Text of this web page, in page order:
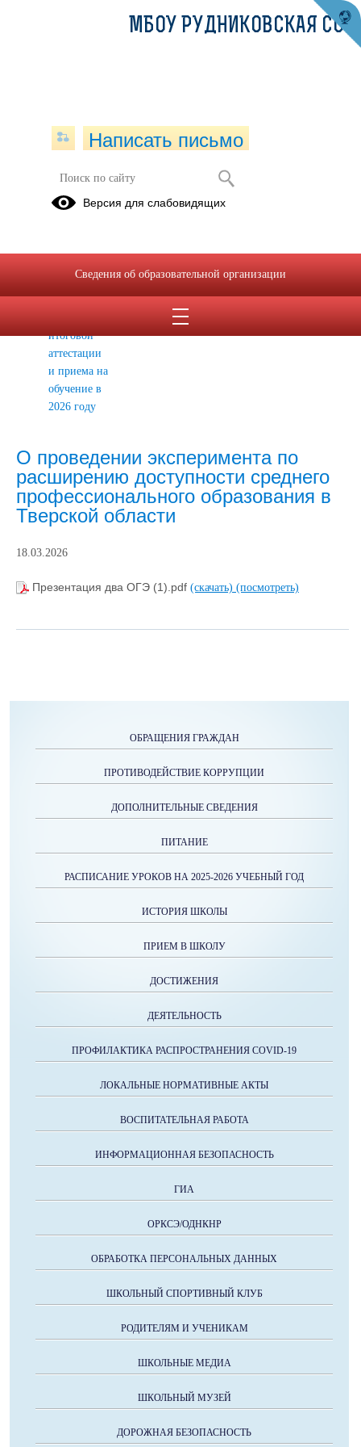
особенностях
проведения
итоговой
аттестации
и приема на
обучение в
2026 году
О проведении эксперимента по
расширению доступности среднего
профессионального образования в
Тверской области
18.03.2026
Презентация два ОГЭ (1).pdf (скачать) (посмотреть)
ОБРАЩЕНИЯ ГРАЖДАН
ПРОТИВОДЕЙСТВИЕ КОРРУПЦИИ
ДОПОЛНИТЕЛЬНЫЕ СВЕДЕНИЯ
ПИТАНИЕ
РАСПИСАНИЕ УРОКОВ НА 2025-2026 УЧЕБНЫЙ ГОД
ИСТОРИЯ ШКОЛЫ
ПРИЕМ В ШКОЛУ
ДОСТИЖЕНИЯ
ДЕЯТЕЛЬНОСТЬ
ПРОФИЛАКТИКА РАСПРОСТРАНЕНИЯ COVID-19
ЛОКАЛЬНЫЕ НОРМАТИВНЫЕ АКТЫ
ВОСПИТАТЕЛЬНАЯ РАБОТА
ИНФОРМАЦИОННАЯ БЕЗОПАСНОСТЬ
ГИА
ОРКСЭ/ОДНКНР
ОБРАБОТКА ПЕРСОНАЛЬНЫХ ДАННЫХ
ШКОЛЬНЫЙ СПОРТИВНЫЙ КЛУБ
РОДИТЕЛЯМ И УЧЕНИКАМ
ШКОЛЬНЫЕ МЕДИА
ШКОЛЬНЫЙ МУЗЕЙ
ДОРОЖНАЯ БЕЗОПАСНОСТЬ
МБОУ РУДНИКОВСКАЯ СОШ
Написать письмо
Версия для слабовидящих
Сведения об образовательной организации